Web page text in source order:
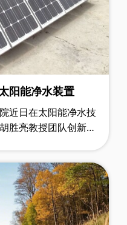
阳能净水装置
近日在太阳能净水技
胜亮教授团队创新研